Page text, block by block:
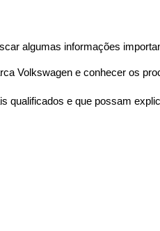
algumas informações
Volkswagen e conhecer os
qualificados e que possam